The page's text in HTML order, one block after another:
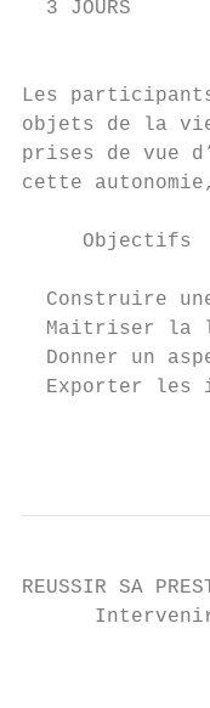
  3 JOURS
Les
objets de la
prises de vue
cette
     Objectifs
Construire
Maitriser la
Donner un
Exporter les
REUSSIR SA